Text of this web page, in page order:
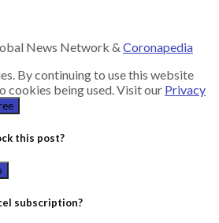
News Network & Coronapedia
By continuing to use this website
cookies being used. Visit our Privacy
this post?
subscription?